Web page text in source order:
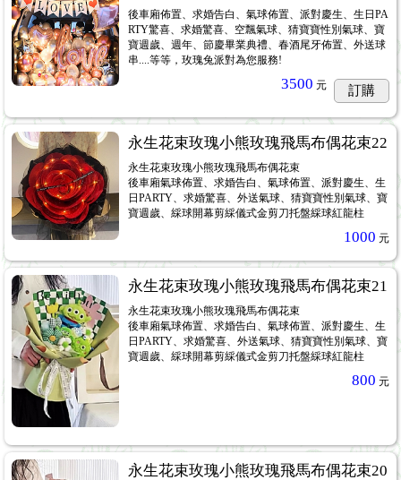
後車廂佈置、求婚告白、氣球佈置、派對慶生、生日PA
RTY驚喜、求婚驚喜、空飄氣球、猜寶寶性別氣球、寶
寶週歲、週年、節慶畢業典禮、春酒尾牙佈置、外送球
串....等等，玫瑰兔派對為您服務!
3500 元 訂購
永生花束玫瑰小熊玫瑰飛馬布偶花束22
永生花束玫瑰小熊玫瑰飛馬布偶花束
後車廂氣球佈置、求婚告白、氣球佈置、派對慶生、生
日PARTY、求婚驚喜、外送氣球、猜寶寶性別氣球、寶
寶週歲、綵球開幕剪綵儀式金剪刀托盤綵球紅龍柱
1000 元
永生花束玫瑰小熊玫瑰飛馬布偶花束21
永生花束玫瑰小熊玫瑰飛馬布偶花束
後車廂氣球佈置、求婚告白、氣球佈置、派對慶生、生
日PARTY、求婚驚喜、外送氣球、猜寶寶性別氣球、寶
寶週歲、綵球開幕剪綵儀式金剪刀托盤綵球紅龍柱
800 元
永生花束玫瑰小熊玫瑰飛馬布偶花束20